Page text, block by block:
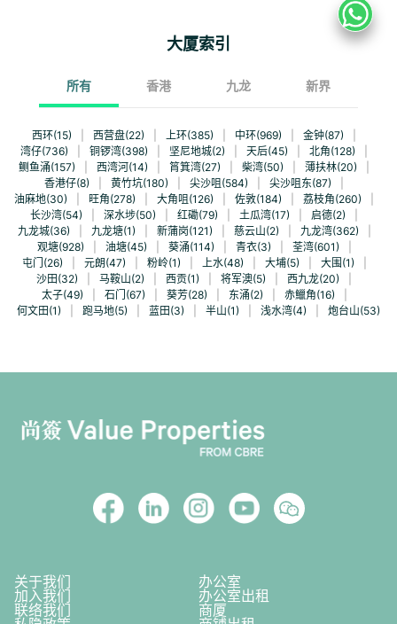
大厦索引
所有 香港 九龙 新界
西环(15) 西营盘(22) 上环(385) 中环(969) 金钟(87)
湾仔(736)
铜锣湾(398) 坚尼地城(2) 天后(45) 北角(128)
鲗鱼涌(157)
西湾河(14) 筲箕湾(27) 柴湾(50) 薄扶林(20)
香港仔(8)
黄竹坑(180) 尖沙咀(584) 尖沙咀东(87)
油麻地(30)
旺角(278) 大角咀(126) 佐敦(184) 荔枝角(260)
长沙湾(54)
深水埗(50) 红磡(79) 土瓜湾(17) 启德(2)
九龙城(36)
九龙塘(1) 新蒲岗(121) 慈云山(2) 九龙湾(362)
观塘(928)
油塘(45) 葵涌(114) 青衣(3) 荃湾(601)
屯门(26)
元朗(47) 粉岭(1) 上水(48) 大埔(5) 大围(1)
沙田(32)
马鞍山(2) 西贡(1) 将军澳(5) 西九龙(20)
太子(49)
石门(67) 葵芳(28) 东涌(2) 赤鱲角(16)
何文田(1)
跑马地(5) 蓝田(3) 半山(1) 浅水湾(4) 炮台山(53)
关于我们 办公室
加入我们 办公室出租
联络我们 商厦